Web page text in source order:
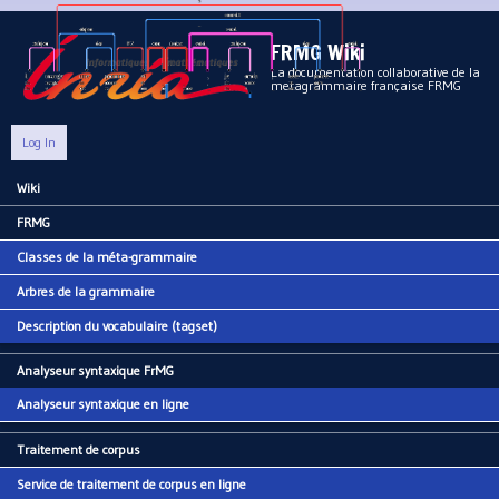
Aller au contenu principal
FRMG Wiki
La documentation collaborative de la
metagrammaire française FRMG
Log In
Main menu
Wiki
FRMG
Classes de la méta-grammaire
Arbres de la grammaire
Description du vocabulaire (tagset)
Analyseur syntaxique FrMG
Analyseur syntaxique en ligne
Traitement de corpus
Service de traitement de corpus en ligne